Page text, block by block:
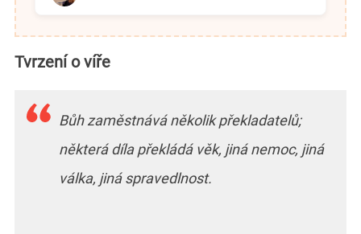
Tvrzení o víře
Bůh zaměstnává několik překladatelů;
některá díla překládá věk, jiná nemoc, jiná
válka, jiná spravedlnost.